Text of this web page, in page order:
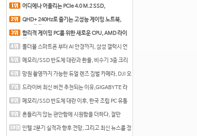
어디에나 어울리는 PCIe 4.0 M.2 SSD,
QHD+ 240Hz로 즐기는 고성능 게이밍 노트북,
합리적 게이밍 PC를 위한 새로운 CPU, AMD 라이
폴더블 스마트폰 부터 AI 안경까지, 삼성 갤럭시 언
메모리/SSD 반도체 대란과 환율, 비수기 3중 크리
망원 촬영까지 가능한 듀얼 렌즈 짐벌 카메라, DJI 오
드라이버 최신 버전 추천되는 이유,GIGABYTE 라
메모리/SSD 반도체 대란 이후, 한국 조립 PC 유통
흔들리지 않는 편안함에 시원함을 더하다, 잘만
인텔 2분기 실적과 향후 전망, 그리고 최신 뉴스를 정